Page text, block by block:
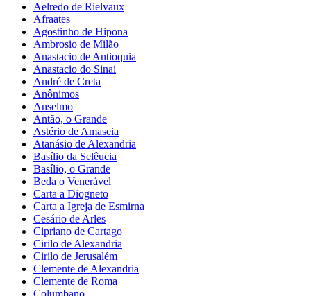
Aelredo de Rielvaux
Afraates
Agostinho de Hipona
Ambrosio de Milão
Anastacio de Antioquia
Anastacio do Sinai
André de Creta
Anônimos
Anselmo
Antão, o Grande
Astério de Amaseia
Atanásio de Alexandria
Basílio da Selêucia
Basílio, o Grande
Beda o Venerável
Carta a Diogneto
Carta a Igreja de Esmirna
Cesário de Arles
Cipriano de Cartago
Cirilo de Alexandria
Cirilo de Jerusalém
Clemente de Alexandria
Clemente de Roma